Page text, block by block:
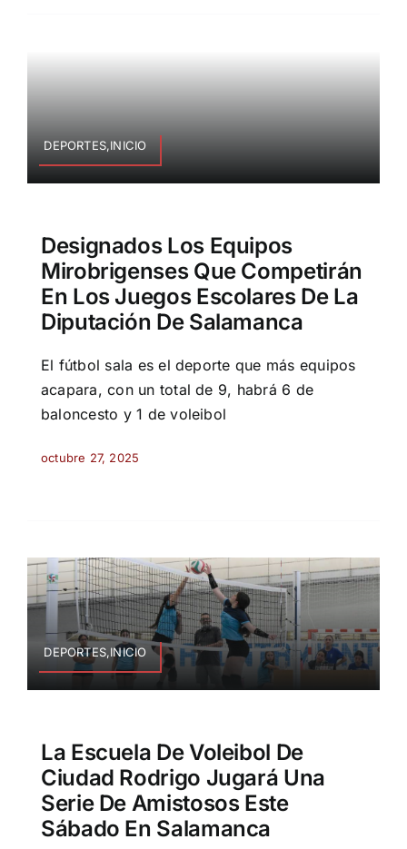
DEPORTES,INICIO
Designados Los Equipos
Mirobrigenses Que Competirán
En Los Juegos Escolares De La
Diputación De Salamanca
El fútbol sala es el deporte que más equipos
acapara, con un total de 9, habrá 6 de
baloncesto y 1 de voleibol
octubre 27, 2025
DEPORTES,INICIO
La Escuela De Voleibol De
Ciudad Rodrigo Jugará Una
Serie De Amistosos Este
Sábado En Salamanca